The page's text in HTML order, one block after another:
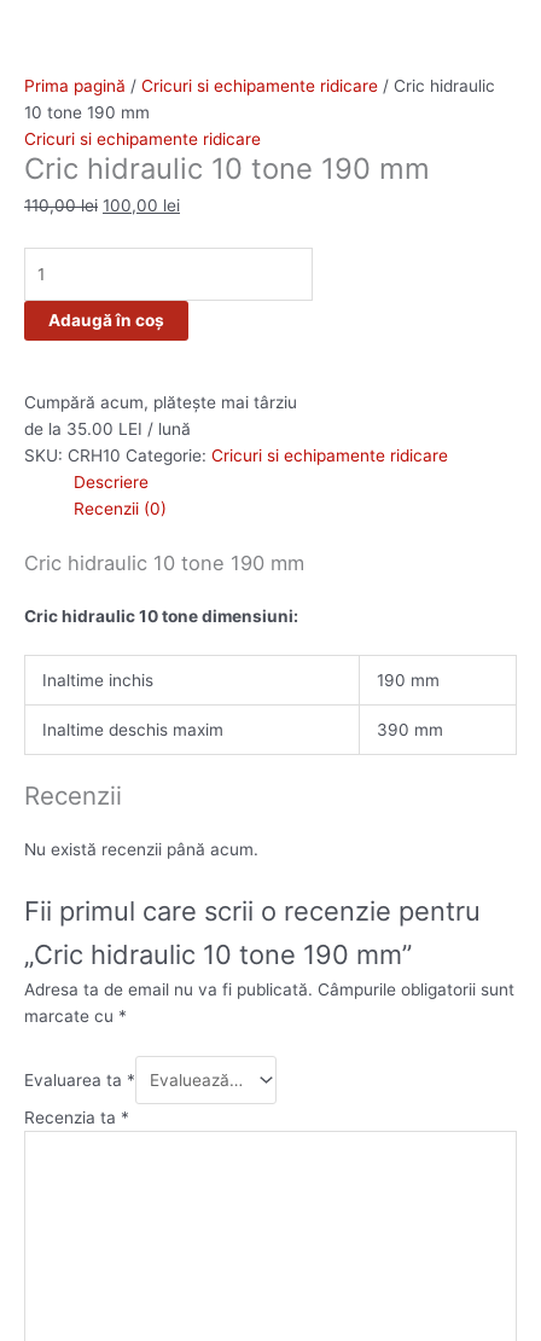
Prima pagină / Cricuri si echipamente ridicare / Cric hidraulic
10 tone 190 mm
Cricuri si echipamente ridicare
Cric hidraulic 10 tone 190 mm
110,00lei 100,00 lei
Adaugă în coș
Cumpără acum, plătește mai târziu
de la 35.00 LEI / lună
SKU: CRH10 Categorie: Cricuri si echipamente ridicare
Descriere
Recenzii (0)
Cric hidraulic 10 tone 190 mm
Cric hidraulic 10 tone dimensiuni:
Inaltime inchis 190 mm
Inaltime deschis maxim 390 mm
Recenzii
Nu există recenzii până acum.
Fii primul care scrii o recenzie pentru
„Cric hidraulic 10 tone 190 mm”
Adresa ta de email nu va fi publicată. Câmpurile obligatorii sunt
marcate cu *
Evaluarea ta *
Recenzia ta *